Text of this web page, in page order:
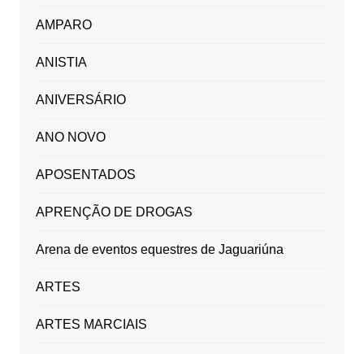
AMPARO
ANISTIA
ANIVERSÁRIO
ANO NOVO
APOSENTADOS
APRENÇÃO DE DROGAS
Arena de eventos equestres de Jaguariúna
ARTES
ARTES MARCIAIS